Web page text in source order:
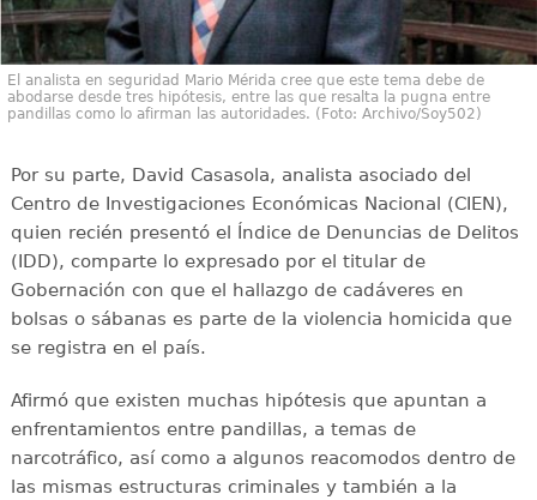
El analista en seguridad Mario Mérida cree que este tema debe de
abodarse desde tres hipótesis, entre las que resalta la pugna entre
pandillas como lo afirman las autoridades. (Foto: Archivo/Soy502)
Por su parte, David Casasola, analista asociado del
Centro de Investigaciones Económicas Nacional (CIEN),
quien recién presentó el Índice de Denuncias de Delitos
(IDD), comparte lo expresado por el titular de
Gobernación con que el hallazgo de cadáveres en
bolsas o sábanas es parte de la violencia homicida que
se registra en el país.
Afirmó que existen muchas hipótesis que apuntan a
enfrentamientos entre pandillas, a temas de
narcotráfico, así como a algunos reacomodos dentro de
las mismas estructuras criminales y también a la